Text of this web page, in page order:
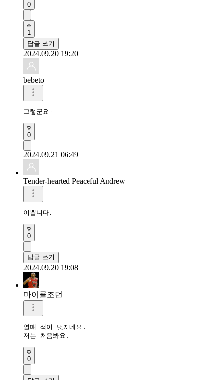
0
1
답글 쓰기
2024.09.20 19:20
bebeto
그렇군요ㆍ
0
2024.09.21 06:49
Tender-hearted Peaceful Andrew
이쁩니다.
0
답글 쓰기
2024.09.20 19:08
마이클조던
열매 색이 멋지네요.
저는 처음봐요.
0